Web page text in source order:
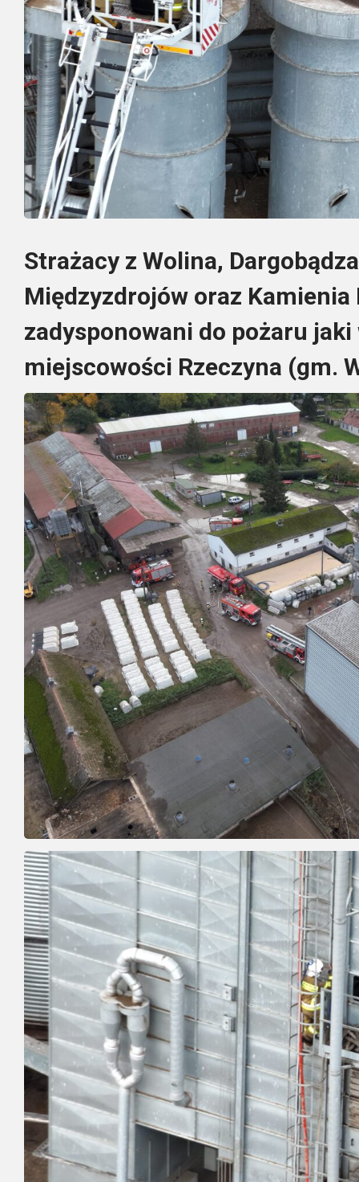
Strażacy z Wolina,
Międzyzdrojów oraz
zadysponowani do pożaru
miejscowości Rzeczyna (gm.